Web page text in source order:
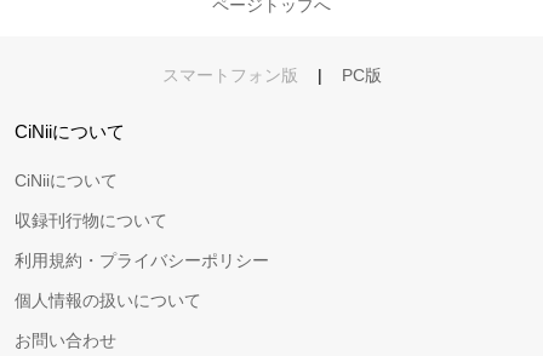
ページトップへ
スマートフォン版 | PC版
CiNiiについて
CiNiiについて
収録刊行物について
利用規約・プライバシーポリシー
個人情報の扱いについて
お問い合わせ